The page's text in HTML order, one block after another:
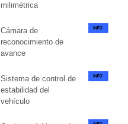
milimétrica
Cámara de
reconocimiento de
avance
Sistema de control de
estabilidad del
vehículo